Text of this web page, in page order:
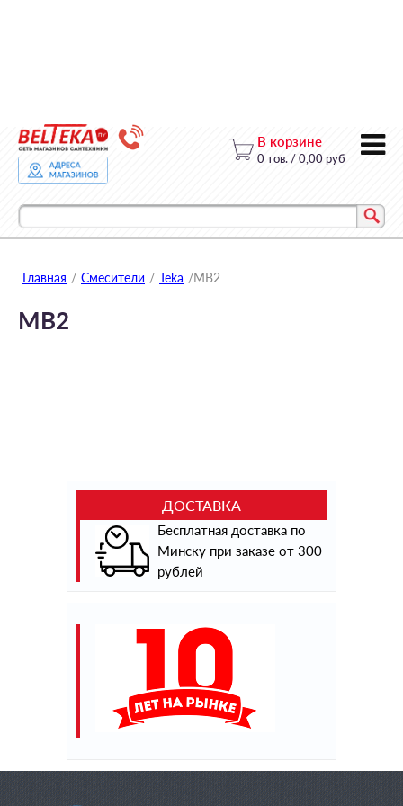
В корзине
Главная / Смесители / Teka /MB2
MB2
ДОСТАВКА
Бесплатная доставка по
Минску при заказе от 300
рублей